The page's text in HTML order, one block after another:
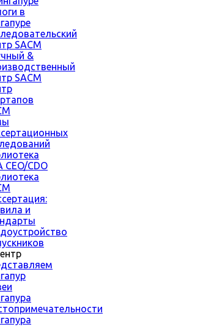
в
SACM
&
SACM
CEO/CDO
и